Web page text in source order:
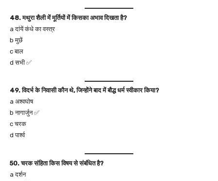
48. मथुरा शैली में मूर्तियों में किसका अभाव दिखता है?
a दांयें कंधे का वस्त्र
b मुछें
c बाल
d सभी ✅
49. विदर्भ के निवासी कौन थे, जिन्होंने बाद में बौद्ध धर्म स्वीकार किया?
a अश्वघोष
b नागार्जुन ✅
c चरक
d पार्श्व
50. चरक संहिता किस विषय से संबंधित है?
a दर्शन